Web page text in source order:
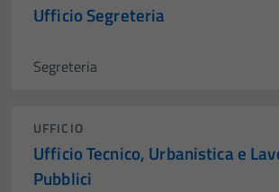
Ufficio Segreteria
Segreteria
UFFICIO
Ufficio Tecnico, Urbanistica e
Pubblici